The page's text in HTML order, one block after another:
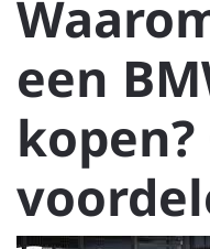
een